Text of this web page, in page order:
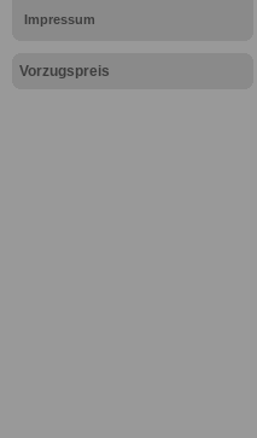
Impressum
Vorzugspreis